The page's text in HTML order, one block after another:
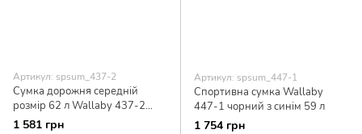
Артикул: spsum_437-2
Сумка дорожня середній
розмір 62 л Wallaby 437-2
синя
1 581 грн
Артикул: spsum_447-1
Спортивна сумка Wallaby
447-1 чорний з синім 59 л
1 754 грн